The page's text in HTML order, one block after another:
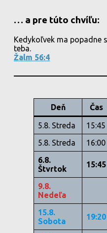
… a pre túto chvíľu:
Kedykoľvek ma popadne
teba.
Žalm 56:4
Deň Čas
5.8. Streda 15:45
5.8. Streda
16:00
6.8.
Štvrtok
15:45
9.8.
Nedeľa
15.8.
Sobota
19:20